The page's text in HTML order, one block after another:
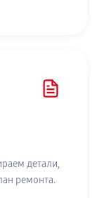
детали,
ремонта.